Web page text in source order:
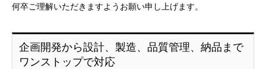
何卒ご理解いただきますようお願い申し上げます。
企画開発から設計、製造、品質管理、納品まで
ワンストップで対応